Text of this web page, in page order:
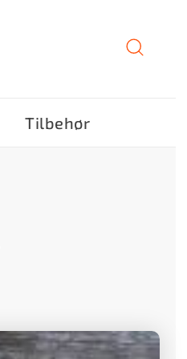
Tilbehør